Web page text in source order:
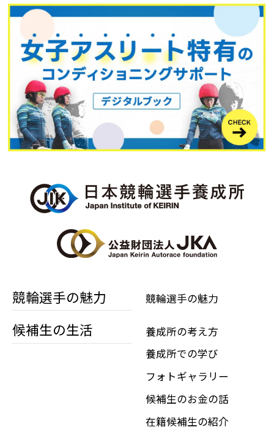
競輪選手の魅力 競輪選手の魅力
候補生の生活
養成所の考え方
養成所での学び
フォトギャラリー
候補生のお金の話
在籍候補生の紹介